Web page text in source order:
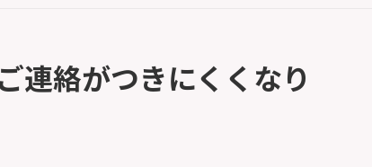
連絡がつきにくくなり